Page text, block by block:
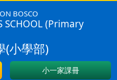
BOSCO
SCHOOL (Primary
(小學部)
小一家課冊